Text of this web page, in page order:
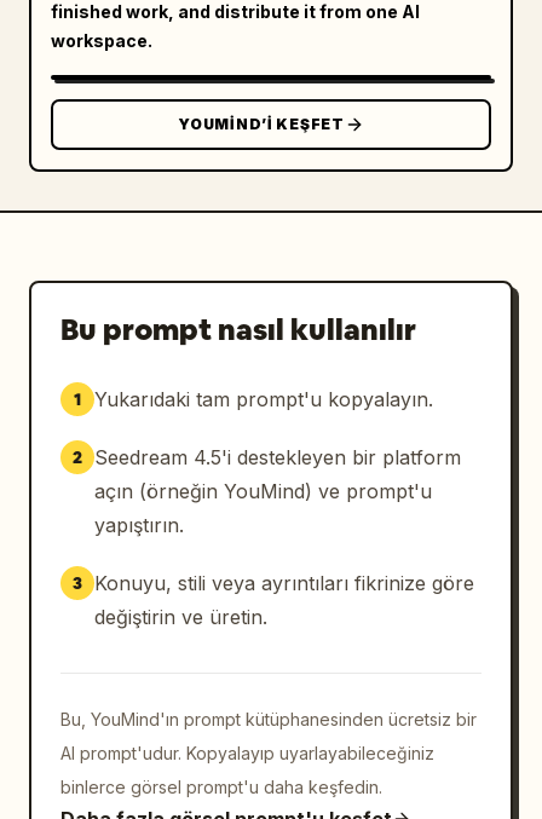
finished work, and distribute it from one AI
workspace.
YOUMIND’I KEŞFET
Bu prompt nasıl kullanılır
1 Yukarıdaki tam prompt'u kopyalayın.
2
Seedream 4.5'i destekleyen bir platform
açın (örneğin YouMind) ve prompt'u
yapıştırın.
3
Konuyu, stili veya ayrıntıları fikrinize göre
değiştirin ve üretin.
Bu, YouMind'ın prompt kütüphanesinden ücretsiz bir
AI prompt'udur. Kopyalayıp uyarlayabileceğiniz
binlerce görsel prompt'u daha keşfedin.